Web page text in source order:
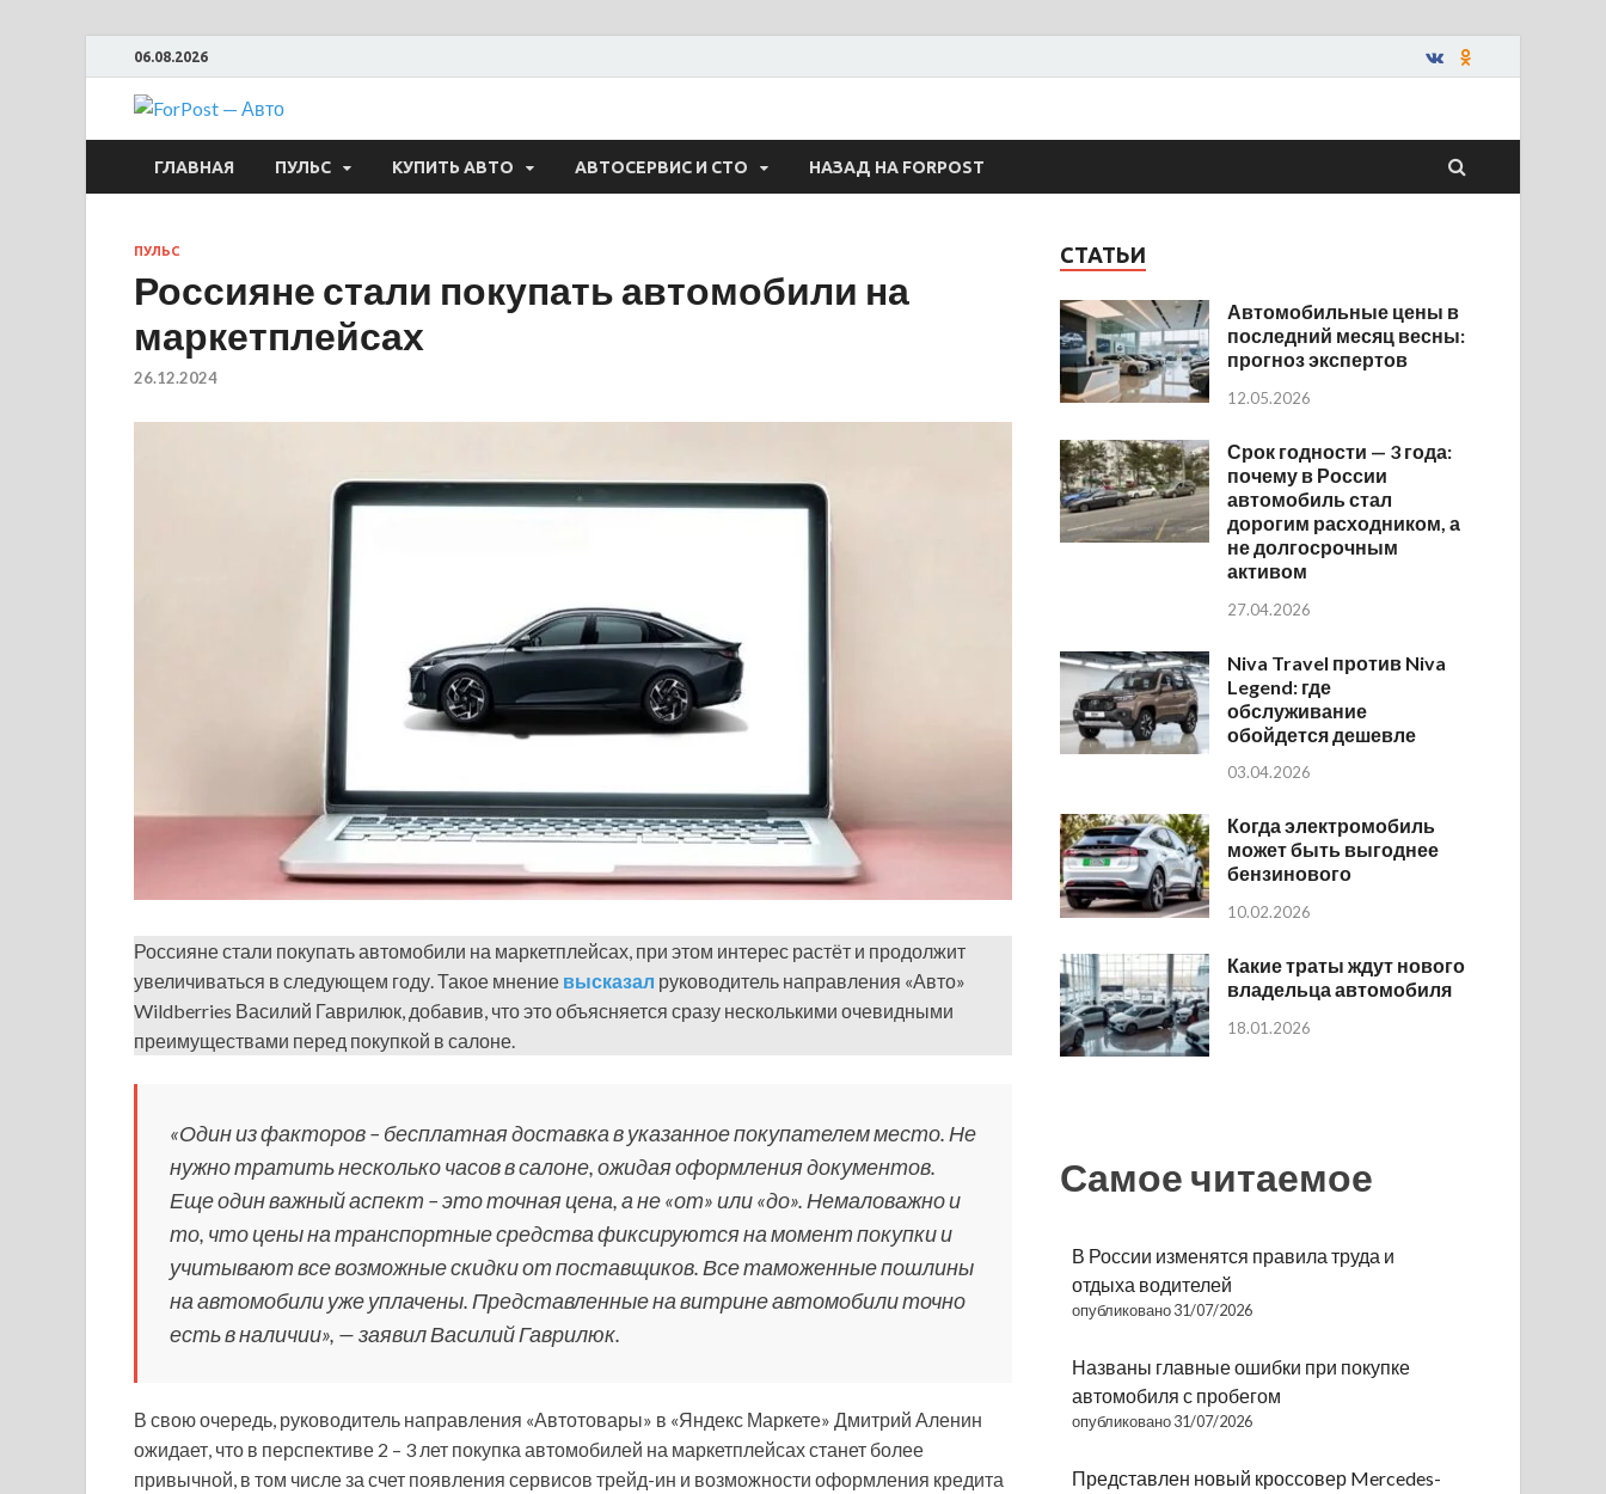
06.08.2026
ForPost — Авто
ГЛАВНАЯ ПУЛЬС КУПИТЬ АВТО АВТОСЕРВИС И СТО НАЗАД НА FORPOST
ПУЛЬС
Россияне стали покупать автомобили на
маркетплейсах
26.12.2024
Россияне стали покупать автомобили на маркетплейсах, при этом интерес растёт и продолжит
увеличиваться в следующем году. Такое мнение высказал руководитель направления «Авто»
Wildberries Василий Гаврилюк, добавив, что это объясняется сразу несколькими очевидными
преимуществами перед покупкой в салоне.
«Один из факторов – бесплатная доставка в указанное покупателем место. Не
нужно тратить несколько часов в салоне, ожидая оформления документов.
Еще один важный аспект – это точная цена, а не «от» или «до». Немаловажно и
то, что цены на транспортные средства фиксируются на момент покупки и
учитывают все возможные скидки от поставщиков. Все таможенные пошлины
на автомобили уже уплачены. Представленные на витрине автомобили точно
есть в наличии», — заявил Василий Гаврилюк.
В свою очередь, руководитель направления «Автотовары» в «Яндекс Маркете» Дмитрий Аленин
ожидает, что в перспективе 2 – 3 лет покупка автомобилей на маркетплейсах станет более
привычной, в том числе за счет появления сервисов трейд-ин и возможности оформления кредита
СТАТЬИ
Автомобильные цены в
последний месяц весны:
прогноз экспертов
12.05.2026
Срок годности — 3 года:
почему в России
автомобиль стал
дорогим расходником, а
не долгосрочным
активом
27.04.2026
Niva Travel против Niva
Legend: где
обслуживание
обойдется дешевле
03.04.2026
Когда электромобиль
может быть выгоднее
бензинового
10.02.2026
Какие траты ждут нового
владельца автомобиля
18.01.2026
Самое читаемое
В России изменятся правила труда и
отдыха водителей
опубликовано 31/07/2026
Названы главные ошибки при покупке
автомобиля с пробегом
опубликовано 31/07/2026
Представлен новый кроссовер Mercedes-